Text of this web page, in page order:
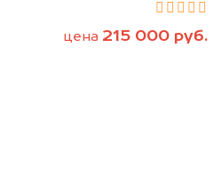
цена 215 000 руб.